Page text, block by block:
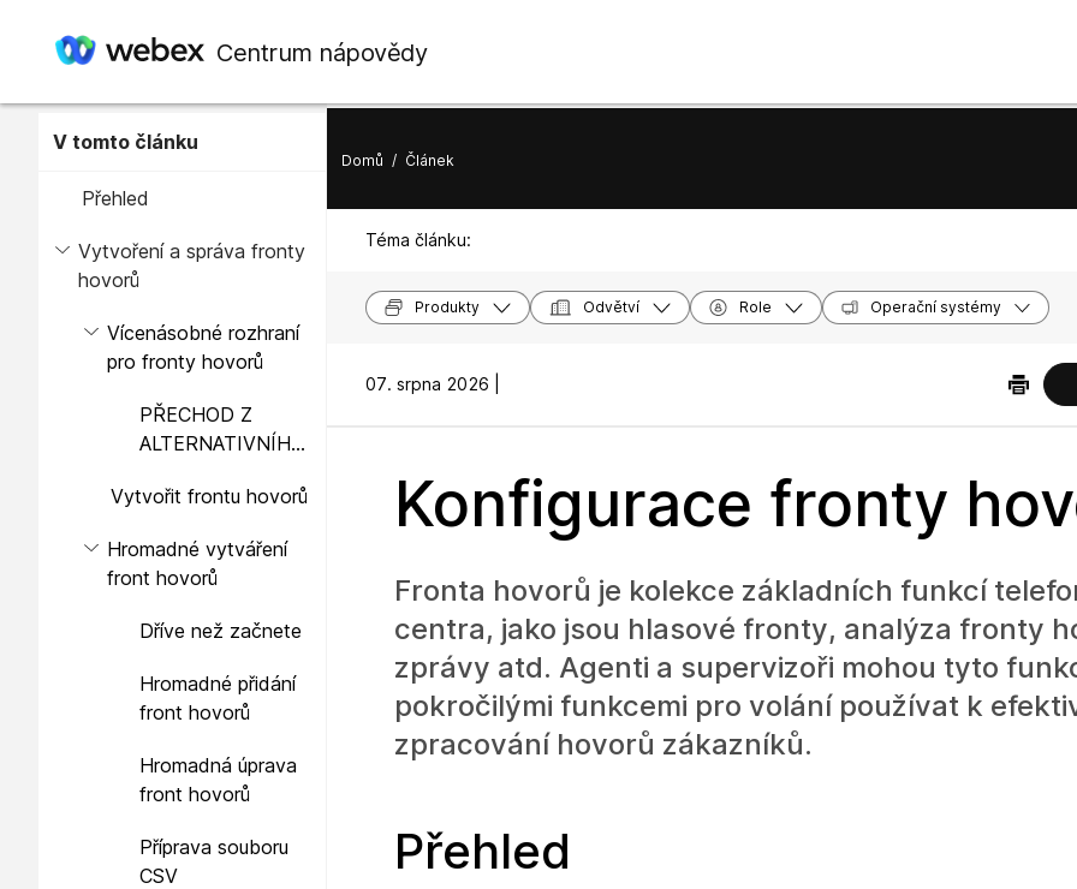
Centrum nápovědy
V tomto článku
Přehled
Vytvoření a správa fronty
hovorů
Vícenásobné rozhraní
pro fronty hovorů
PŘECHOD Z
ALTERNATIVNÍHO
｟_ph_32｠
Vytvořit frontu hovorů
Hromadné vytváření
front hovorů
Dříve než začnete
Hromadné přidání
front hovorů
Hromadná úprava
front hovorů
Příprava souboru
CSV
Domů / Článek
Téma článku:
Produkty Odvětví Role Operační systémy
07. srpna 2026 |
Konfigurace fronty
Fronta hovorů je kolekce základních funkcí
centra, jako jsou hlasové fronty, analýza fronty
zprávy atd. Agenti a supervizoři mohou tyto
pokročilými funkcemi pro volání používat k
zpracování hovorů zákazníků.
Přehled